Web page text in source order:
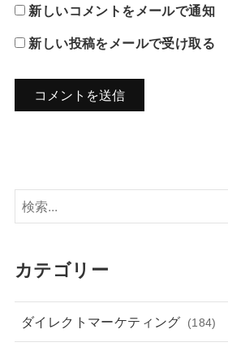
新しいコメントをメールで通知
新しい投稿をメールで受け取る
カテゴリー
ダイレクトマーケティング (184)